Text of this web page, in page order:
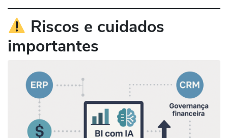
Riscos e cuidados
importantes